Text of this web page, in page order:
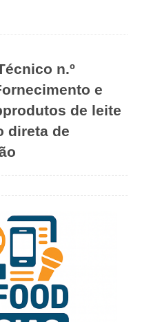
n.º
e
de leite
direta de